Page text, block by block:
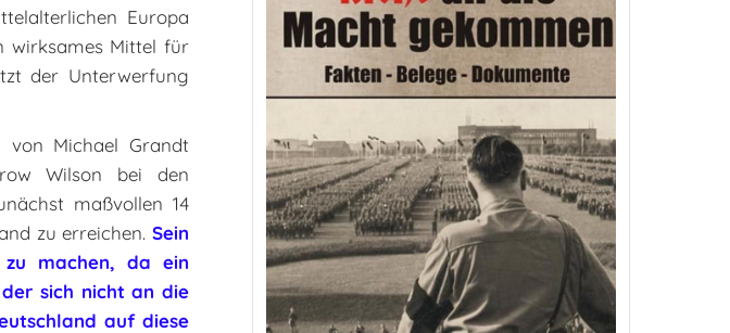
Europa
wirksames Mittel für
der Unterwerfung
Michael Grandt
Wilson bei den
maßvollen 14
zu erreichen. Sein
machen, da ein
sich nicht an die
auf diese